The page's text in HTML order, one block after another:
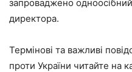
запроваджено
директора.
Термінові та важливі
проти України читайте на